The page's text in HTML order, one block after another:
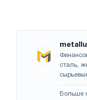
сталь,
Больше